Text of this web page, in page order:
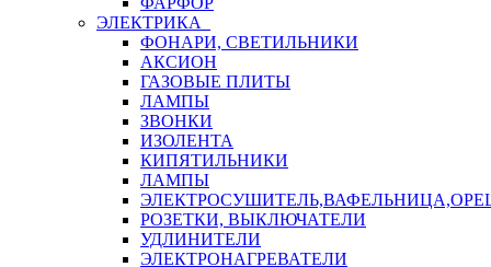
ЭЛЕКТРИКА
ФОНАРИ, СВЕТИЛЬНИКИ
АКСИОН
ГАЗОВЫЕ ПЛИТЫ
ЛАМПЫ
ЗВОНКИ
ИЗОЛЕНТА
КИПЯТИЛЬНИКИ
ЛАМПЫ
РОЗЕТКИ, ВЫКЛЮЧАТЕЛИ
УДЛИНИТЕЛИ
ЭЛЕКТРОНАГРЕВАТЕЛИ